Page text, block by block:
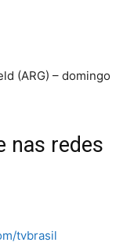
(ARG) – domingo
nas redes
tvbrasil